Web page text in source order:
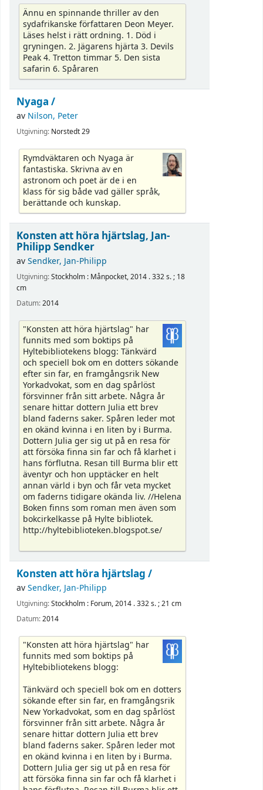
Ännu en spinnande thriller av den
sydafrikanske författaren Deon Meyer.
Läses helst i rätt ordning. 1. Död i
gryningen. 2. Jägarens hjärta 3. Devils
Peak 4. Tretton timmar 5. Den sista
safarin 6. Spåraren
Nyaga /
av Nilson, Peter
Utgivning: Norstedt 29
Rymdväktaren och Nyaga är
fantastiska. Skrivna av en
astronom och poet är de i en
klass för sig både vad gäller språk,
berättande och kunskap.
Konsten att höra hjärtslag, Jan-
Philipp Sendker
avSendker, Jan-Philipp
Utgivning:Stockholm : Månpocket, 2014 . 332 s. ; 18
cm
Datum:2014
"Konsten att höra hjärtslag" har
funnits med som boktips på
Hyltebibliotekens blogg: Tänkvärd
och speciell bok om en dotters sökande
efter sin far, en framgångsrik New
Yorkadvokat, som en dag spårlöst
försvinner från sitt arbete. Några år
senare hittar dottern Julia ett brev
bland faderns saker. Spåren leder mot
en okänd kvinna i en liten by i Burma.
Dottern Julia ger sig ut på en resa för
att försöka finna sin far och få klarhet i
hans förflutna. Resan till Burma blir ett
äventyr och hon upptäcker en helt
annan värld i byn och får veta mycket
om faderns tidigare okända liv. //Helena
Boken finns som roman men även som
bokcirkelkasse på Hylte bibliotek.
http://hyltebiblioteken.blogspot.se/
Konsten att höra hjärtslag /
avSendker, Jan-Philipp
Utgivning:Stockholm : Forum, 2014 . 332 s. ; 21 cm
Datum:2014
"Konsten att höra hjärtslag" har
funnits med som boktips på
Hyltebibliotekens blogg:
Tänkvärd och speciell bok om en dotters
sökande efter sin far, en framgångsrik
New Yorkadvokat, som en dag spårlöst
försvinner från sitt arbete. Några år
senare hittar dottern Julia ett brev
bland faderns saker. Spåren leder mot
en okänd kvinna i en liten by i Burma.
Dottern Julia ger sig ut på en resa för
att försöka finna sin far och få klarhet i